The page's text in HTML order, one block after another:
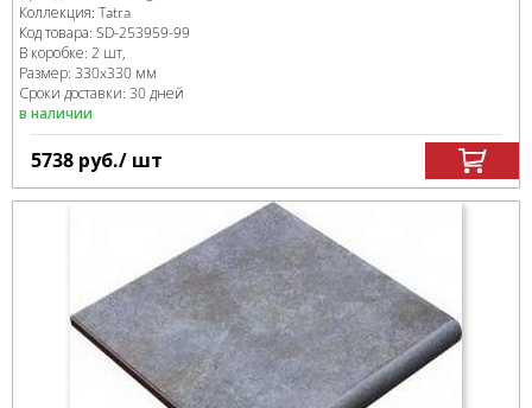
Коллекция: Tatra
Код товара: SD-253959-99
В коробке: 2 шт,
Размер: 330x330 мм
Сроки доставки: 30 дней
в наличии
5738 руб./ шт